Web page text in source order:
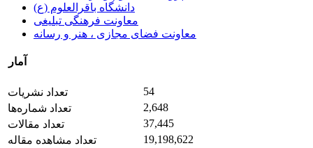
دانشگاه باقرالعلوم (ع)
معاونت فرهنگی تبلیغی
معاونت فضای مجازی ، هنر و رسانه
آمار
تعداد نشریات
54
تعداد شماره‌ها
2,648
تعداد مقالات
37,445
تعداد مشاهده مقاله
19,198,622